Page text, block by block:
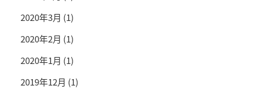
2020年3月 (1)
2020年2月 (1)
2020年1月 (1)
2019年12月 (1)